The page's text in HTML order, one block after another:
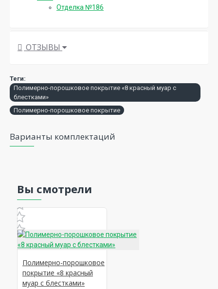
Отделка №186
ОТЗЫВЫ
Теги:
Полимерно-порошковое покрытие «8 красный муар с
блестками»
Полимерно-порошковое покрытие
Варианты комплектаций
Вы смотрели
Полимерно-порошковое
покрытие «8 красный
муар с блестками»